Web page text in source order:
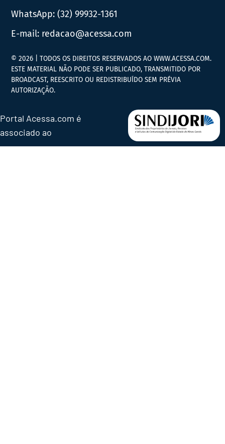
WhatsApp:(32) 99932-1361
E-mail: redacao@acessa.com
© 2026 | TODOS OS DIREITOS RESERVADOS AO WWW.ACESSA.COM.
ESTE MATERIAL NÃO PODE SER PUBLICADO, TRANSMITIDO POR
BROADCAST, REESCRITO OU REDISTRIBUÍDO SEM PRÉVIA
AUTORIZAÇÃO.
Portal Acessa.com é
associado ao